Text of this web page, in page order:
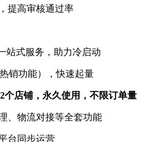
提高审核通过率
站式服务，助力冷启动
销功能），快速起量
2个店铺，永久使用，不限订单量
、物流对接等全套功能
台同步运营